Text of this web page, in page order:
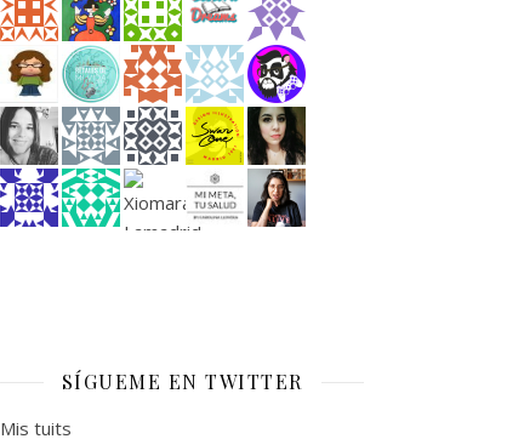
SÍGUEME EN TWITTER
Mis tuits